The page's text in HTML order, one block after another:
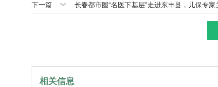
下一篇  长春都市圈“名医下基层”走进东丰县，儿保专
相关信息